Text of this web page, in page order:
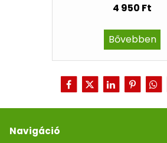
4 950 Ft
Bővebben
Navigáció